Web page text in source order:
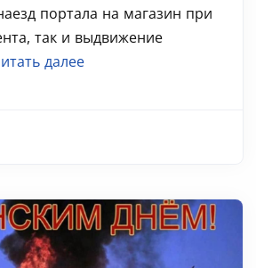
портала на магазин при
так и выдвижение
далее